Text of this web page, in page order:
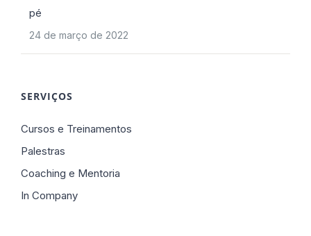
pé
24 de março de 2022
SERVIÇOS
Cursos e Treinamentos
Palestras
Coaching e Mentoria
In Company